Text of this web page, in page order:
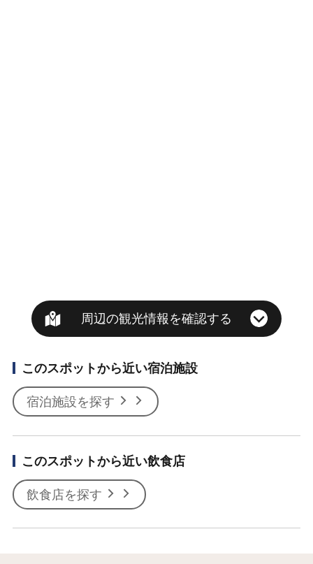
周辺の観光情報を確認する
このスポットから近い宿泊施設
宿泊施設を探す
このスポットから近い飲食店
飲食店を探す